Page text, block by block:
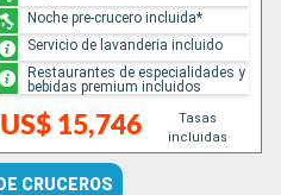
US$ 15,746
Tasas
incluidas
Noche pre-crucero incluida*
Servicio de lavanderia incluido
Restaurantes de especialidades y
bebidas premium incluidos
CRUCEROS